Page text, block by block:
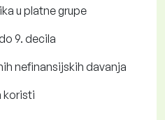
u platne grupe
9. decila
nefinansijskih davanja
koristi